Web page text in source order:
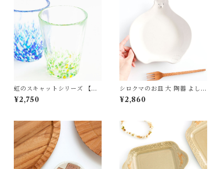
虹のスキャットシリーズ 【グ
リーン】わかくさタンブラー
ガラス 松ヶ岡ガラス
¥2,750
シロクマのお皿 大 陶器 よしざ
わ窯
¥2,860